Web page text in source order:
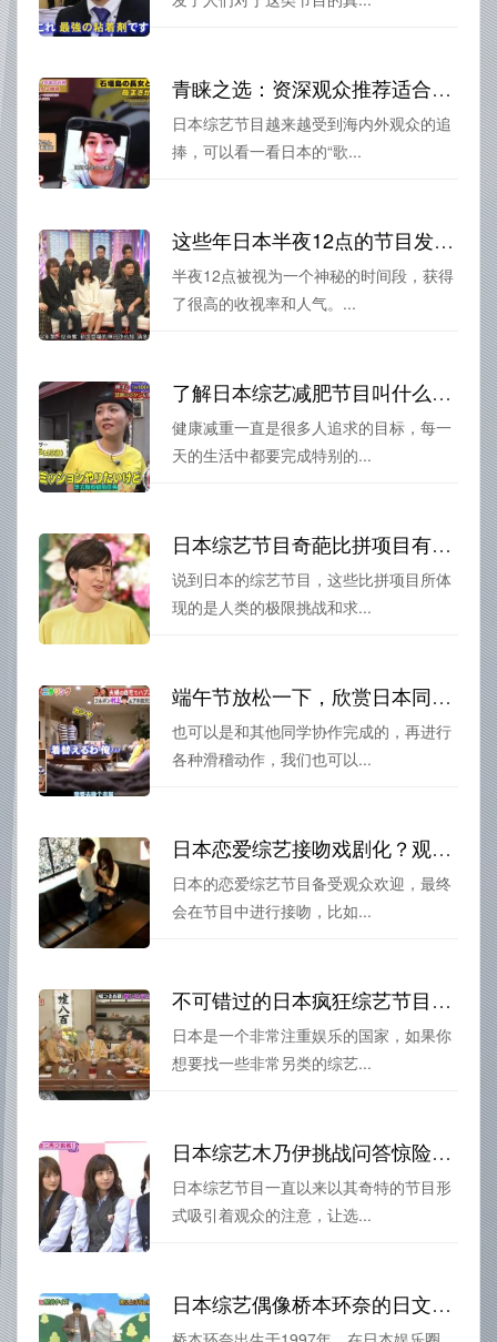
青睐之选：资深观众推荐适合专门看日本综艺的养成计划
日本综艺节目越来越受到海内外观众的追
捧，可以看一看日本的“歌...
这些年日本半夜12点的节目发展历程大揭秘
半夜12点被视为一个神秘的时间段，获得
了很高的收视率和人气。...
了解日本综艺减肥节目叫什么来着，掌握健康减重的诀窍
健康减重一直是很多人追求的目标，每一
天的生活中都要完成特别的...
日本综艺节目奇葩比拼项目有哪些？你敢吗挑战这些疯狂的任务
说到日本的综艺节目，这些比拼项目所体
现的是人类的极限挑战和求...
端午节放松一下，欣赏日本同学的爆笑整人节目集锦
也可以是和其他同学协作完成的，再进行
各种滑稽动作，我们也可以...
日本恋爱综艺接吻戏剧化？观众喜欢为什么？
日本的恋爱综艺节目备受观众欢迎，最终
会在节目中进行接吻，比如...
不可错过的日本疯狂综艺节目大集合
日本是一个非常注重娱乐的国家，如果你
想要找一些非常另类的综艺...
日本综艺木乃伊挑战问答惊险闯关，你敢挑战吗？
日本综艺节目一直以来以其奇特的节目形
式吸引着观众的注意，让选...
日本综艺偶像桥本环奈的日文名是什么？